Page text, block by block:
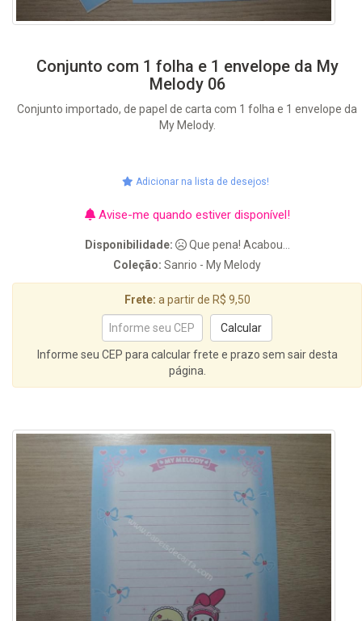
Conjunto com 1 folha e 1 envelope da My
Melody 06
Conjunto importado, de papel de carta com 1 folha e 1 envelope da
My Melody.
Adicionar na lista de desejos!
Avise-me quando estiver disponível!
Disponibilidade:
Que pena! Acabou...
Coleção: Sanrio - My Melody
Frete: a partir de R$ 9,50
Informe seu CEP para calcular frete e prazo sem sair desta
página.